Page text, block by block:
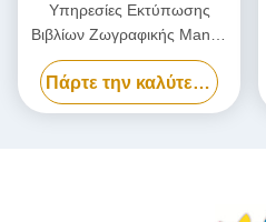
Υπηρεσίες Εκτύπωσης
Βιβλίων Ζωγραφικής Manga
Custom, Παιδικά Βιβλία,
Εκτύπωση Κατόπιν
Ζήτησης, Φυλλάδιο
Πάρτε την καλύτερη τιμή